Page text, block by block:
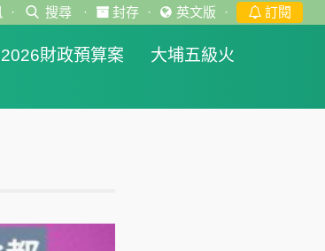
· 搜尋 · 封存 · 英文版 · 訂閱
2026財政預算案
大埔五級火